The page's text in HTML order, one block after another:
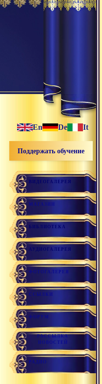
En De It
Поддержать обучение
ВИДЕОГАЛЕРЕЯ
МАГАЗИН
БИБЛИОТЕКА
АУДИОГАЛЕРЕЯ
ФОТОГАЛЕРЕЯ
ССЫЛКИ
ФОРУМ
РАССЫЛКА
НОВОСТЕЙ
РАДИО